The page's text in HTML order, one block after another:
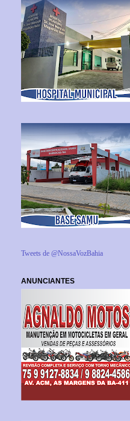
Tweets de @NossaVozBahia
ANUNCIANTES